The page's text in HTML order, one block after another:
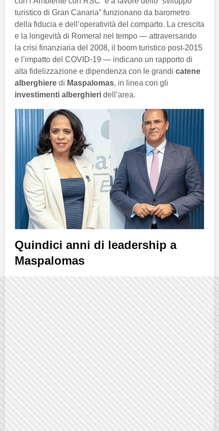
turistico di Gran Canaria” funzionano da barometro
della fiducia e dell’operatività del comparto. La crescita
e la longevità di Romeral nel tempo — attraversando
la crisi finanziaria del 2008, il boom turistico post-2015
e l’impatto del COVID-19 — indicano un rapporto di
alta fidelizzazione e dipendenza con le grandi catene
alberghiere di Maspalomas, in linea con gli
investimenti alberghieri dell’area.
Quindici anni di leadership a
Maspalomas